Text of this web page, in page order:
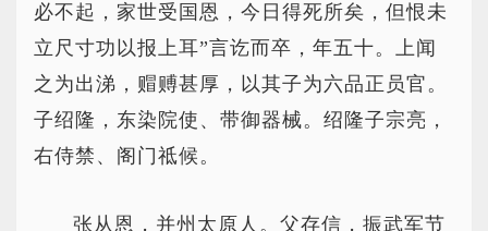
必不起，家世受国恩，今日得死所矣，但恨未
立尺寸功以报上耳”言讫而卒，年五十。上闻
之为出涕，赗赙甚厚，以其子为六品正员官。
子绍隆，东染院使、带御器械。绍隆子宗亮，
右侍禁、阁门祗候。
张从恩，并州太原人。父存信，振武军节